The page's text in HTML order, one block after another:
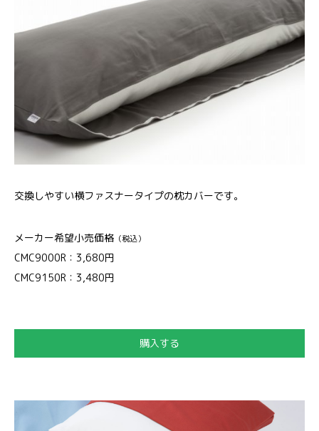
交換しやすい横ファスナータイプの枕カバーです。
メーカー希望小売価格 （税込）
CMC9000R：3,680円
CMC9150R：3,480円
購入する